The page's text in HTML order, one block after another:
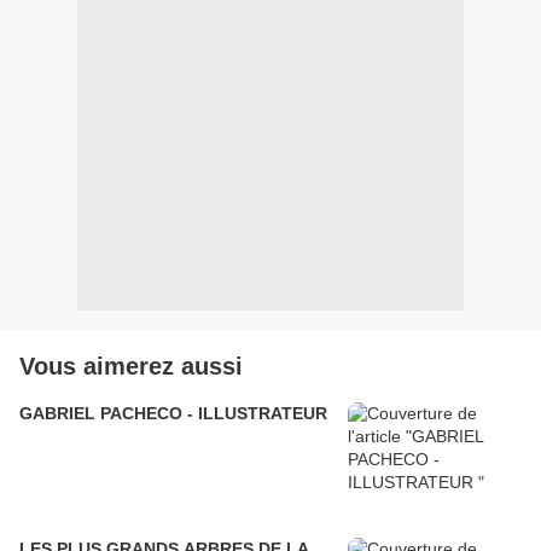
Vous aimerez aussi
GABRIEL PACHECO - ILLUSTRATEUR